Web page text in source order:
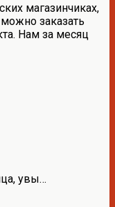
магазинчиках,
заказать
Нам за месяц
увы…